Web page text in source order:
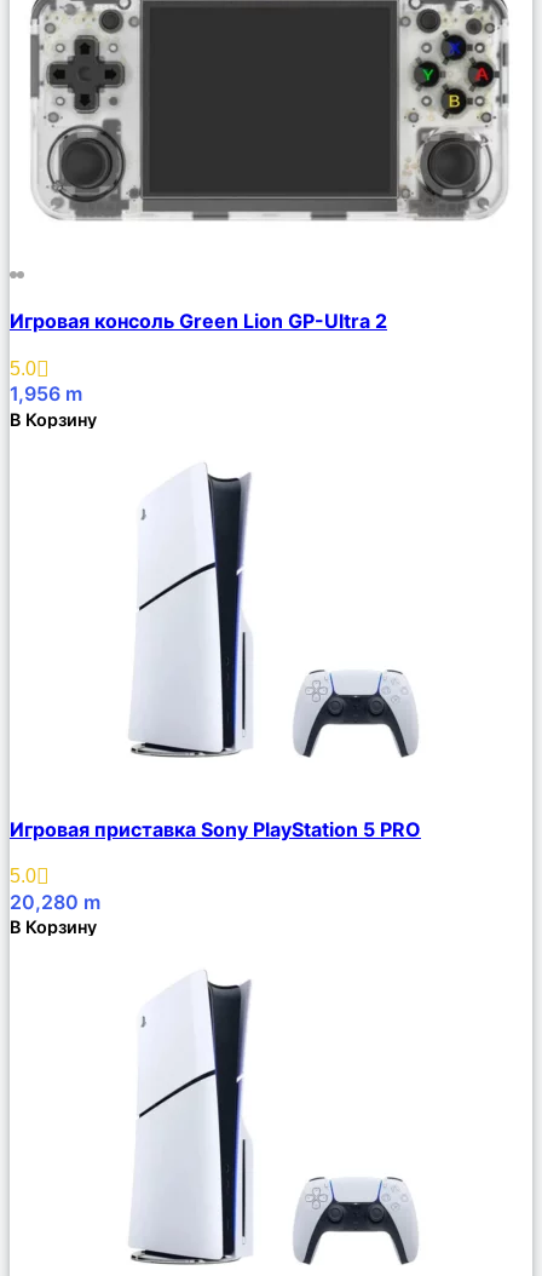
Описание
Избранное
Игровая консоль Green Lion GP-Ultra 2
5.0
1,956 m
В Корзину
Описание
Избранное
Игровая приставка Sony PlayStation 5 PRO
5.0
20,280 m
В Корзину